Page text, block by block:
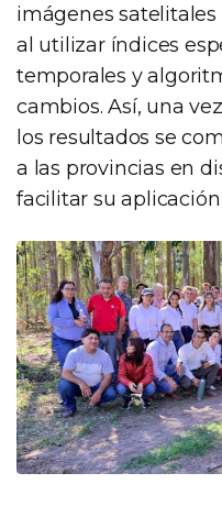
imágenes
al utilizar índices
temporales y
cambios. Así, una
los resultados se
a las provincias en
facilitar su